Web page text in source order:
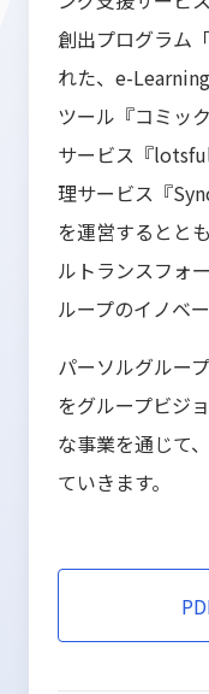
創出プログラム
れた、e-
ツール『コミッ
サービス『
理サービス『
を運営するとと
ルトランスフォ
ループのイノベ
パーソルグルー
をグループビジ
な事業を通じて
ていきます。